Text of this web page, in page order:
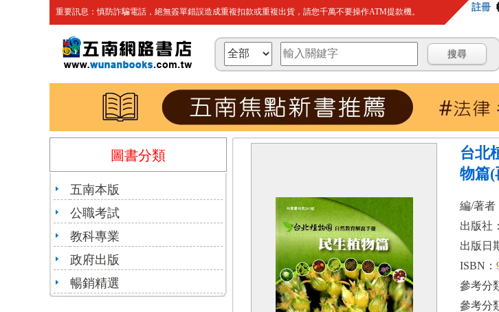
重要訊息：慎防詐騙電話，絕無簽單錯誤造成重複扣款或重複出貨，請您千萬不要操作ATM提款機。 註冊
圖書分類
五南本版
公職考試
教科專業
政府出版
暢銷精選
台北
物篇(
編/著者
出版社：
出版日
ISBN：
參考分
參考分